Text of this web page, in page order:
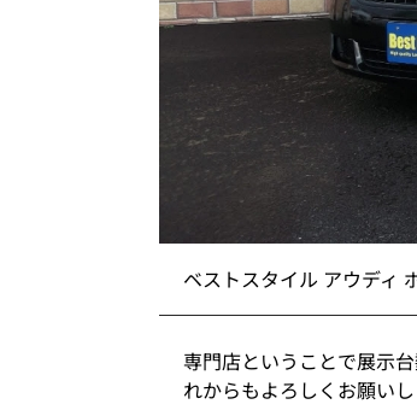
ベストスタイル アウディ
専門店ということで展示
れからもよろしくお願いし